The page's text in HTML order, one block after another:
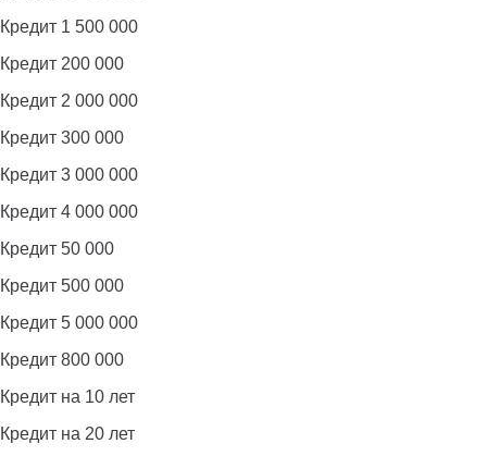
Кредит 1 500 000
Кредит 200 000
Кредит 2 000 000
Кредит 300 000
Кредит 3 000 000
Кредит 4 000 000
Кредит 50 000
Кредит 500 000
Кредит 5 000 000
Кредит 800 000
Кредит на 10 лет
Кредит на 20 лет